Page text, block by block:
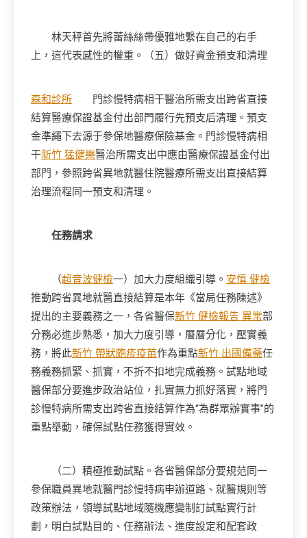
林天秤首先將蕾絲絲帶優雅地繫在自己的右手
上，這代表感性的權重。（五）做好資金預支和清理
森和診所 門診慢特病相干醫治所需支出跨省直接
結算醫療保證基金付出部門履行先預支后清理。預支
金準繩下去源于參保地醫療保險基金。門診慢特病相
干新竹 猛健樂醫治所需支出中應由醫療保證基金付出
部門，參照跨省異地就醫住院醫療所需支出直接結算
治理流程同一預支和清理。
任務請求
（超音波健檢一）加大力度組織引導。 安慎 健檢
推動跨省異地就醫直接結算是本年《當局任務陳述》
提出的主要義務之一，各省醫保新竹 健檢報告 異常部
分務必進步熟悉，加大力度引導，層層分化，壓實義
務，將此新竹 帶狀皰疹疫苗作為重點新竹 出國備藥任
務義務抓緊、抓實，不折不扣地完成義務。試點地域
醫保部分要進步政治站位，扎實無力抓好落實，將門
診慢特病所需支出跨省直接結算作為“為群眾辦實事”的
重點舉動，確保試點任務獲得實效。
（二）積極推動試點。各省醫保部分要規范同一
參保職員異地就醫門診慢特病申辦道路、就醫規則等
政策辦法，領導試點地域隨機應變制訂試點實行計
劃，明白試點目的、任務辦法、進度設定和配套政